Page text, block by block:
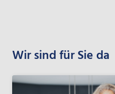
Wir sind für Sie da